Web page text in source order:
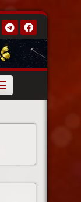
Toggle
navigation